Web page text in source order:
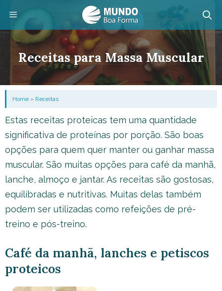
conteúdo
Menu
Receitas para Massa Muscular
Home » Receitas
Estas receitas proteicas tem uma quantidade
significativa de proteínas por porção. São boas
opções para quem quer manter ou ganhar massa
muscular. São muitas opções para café da manhã,
lanche, almoço e jantar. As receitas são gostosas,
equilibradas e nutritivas. Muitas delas também
podem ser utilizadas como refeições de pré-
treino e pós-treino.
Café da manhã, lanches e petiscos
proteicos